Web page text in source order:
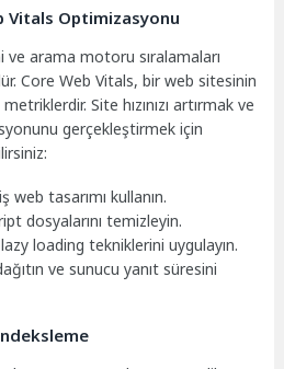
Vitals Optimizasyonu
ve arama motoru sıralamaları
Core Web Vitals, bir web sitesinin
Site hızınızı artırmak ve
gerçekleştirmek için
tasarımı kullanın.
dosyalarını temizleyin.
lazy loading tekniklerini uygulayın.
ve sunucu yanıt süresini